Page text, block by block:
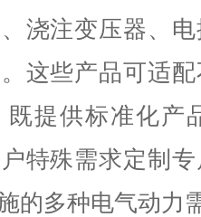
浇注变压器、
这些产品可适
提供标准化产
特殊需求定制
的多种电气动力